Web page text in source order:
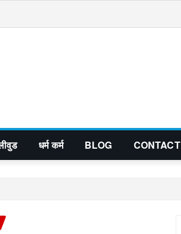
धर्म कर्म BLOG CONTACT